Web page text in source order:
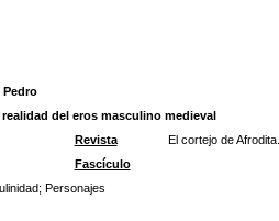
del eros masculino medieval
Revista
El cortejo de
Fascículo
; Personajes